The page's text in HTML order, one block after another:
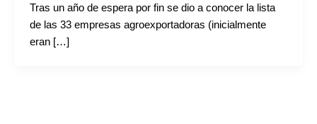
Tras un año de espera por fin se dio a conocer la lista
de las 33 empresas agroexportadoras (inicialmente
eran […]